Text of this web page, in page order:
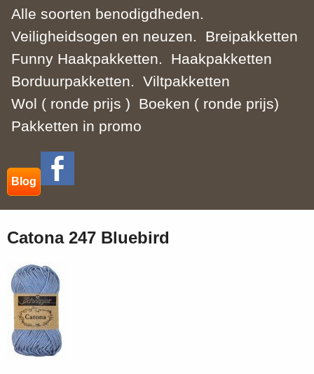
Alle soorten benodigdheden.
Veiligheidsogen en neuzen.
Breipakketten
Funny Haakpakketten.
Haakpakketten
Borduurpakketten.
Viltpakketten
Wol ( ronde prijs )
Boeken ( ronde prijs)
Pakketten in promo
Blog
Catona 247 Bluebird